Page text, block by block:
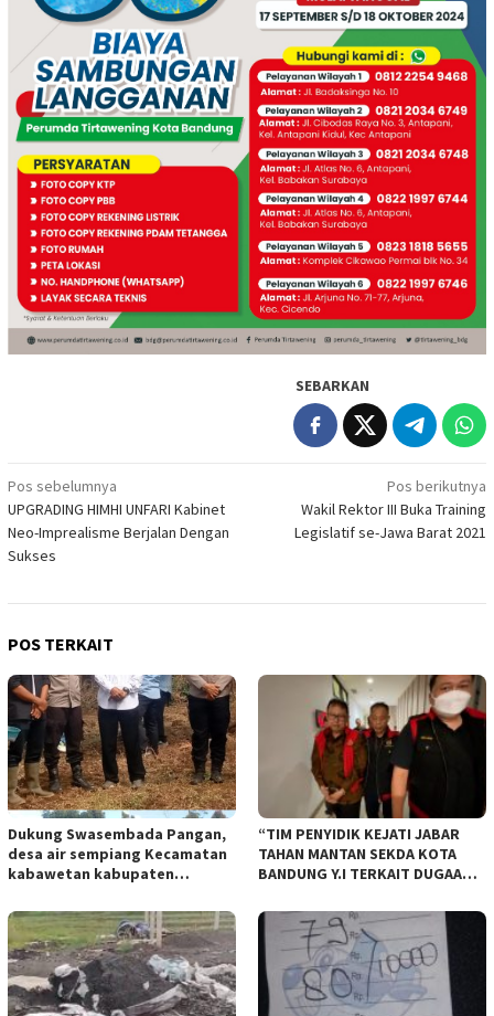
SEBARKAN
Navigasi
pos
Pos sebelumnya
UPGRADING HIMHI UNFARI Kabinet
Neo-Imprealisme Berjalan Dengan
Sukses
Pos berikutnya
Wakil Rektor III Buka Training
Legislatif se-Jawa Barat 2021
POS TERKAIT
Dukung Swasembada Pangan,
desa air sempiang Kecamatan
kabawetan kabupaten
28 mei 2025
“TIM PENYIDIK KEJATI JABAR
TAHAN MANTAN SEKDA KOTA
BANDUNG Y.I TERKAIT DUGAAN
BANDUNG”.